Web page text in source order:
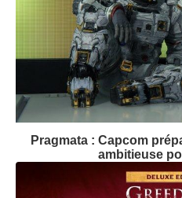
Pragmata : Capcom
ambitieuse